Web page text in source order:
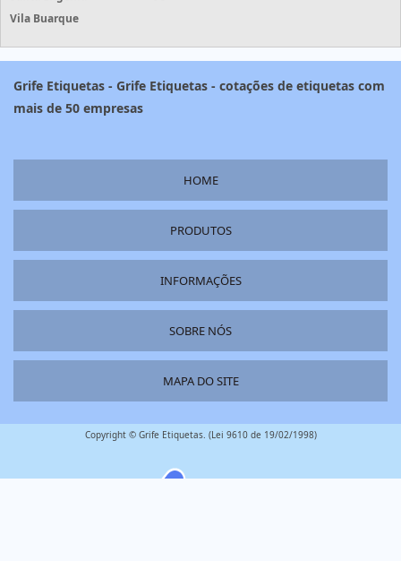
Vila Buarque
Grife Etiquetas - Grife Etiquetas - cotações de etiquetas com
mais de 50 empresas
HOME
PRODUTOS
INFORMAÇÕES
SOBRE NÓS
MAPA DO SITE
Copyright © Grife Etiquetas. (Lei 9610 de 19/02/1998)